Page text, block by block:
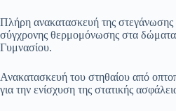
​Πλήρη ανακατασκευή της στεγάνωσης
σύγχρονης θερμομόνωσης στα δώματα
Γυμνασίου.
​Ανακατασκευή του στηθαίου από
για την ενίσχυση της στατικής